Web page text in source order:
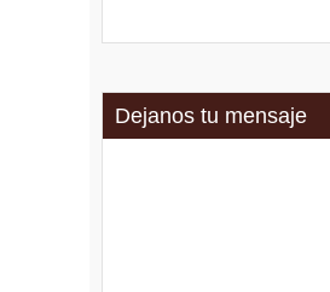
Dejanos tu mensaje